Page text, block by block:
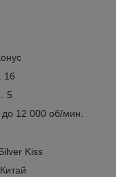
16
5
12 000 об/мин.
Kiss